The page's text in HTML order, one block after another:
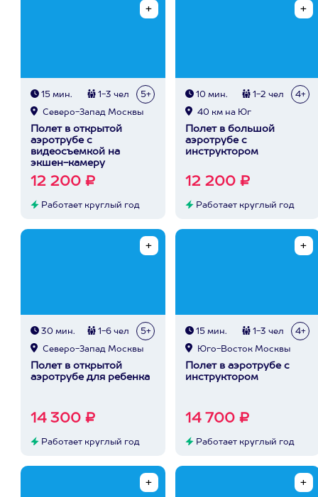
15 мин. 1-3 чел 5+
Северо-Запад Москвы
Полет в открытой
аэротрубе с
видеосъемкой на
экшен-камеру
12 200 ₽
Работает круглый год
10 мин. 1-2 чел 4+
40 км на Юг
Полет в большой
аэротрубе с
инструктором
12 200 ₽
Работает круглый год
30 мин. 1-6 чел 5+
Северо-Запад Москвы
Полет в открытой
аэротрубе для ребенка
14 300 ₽
Работает круглый год
15 мин. 1-3 чел 4+
Юго-Восток Москвы
Полет в аэротрубе с
инструктором
14 700 ₽
Работает круглый год